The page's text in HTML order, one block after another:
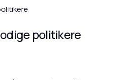
politikere